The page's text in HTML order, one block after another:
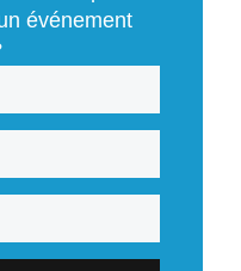
événement